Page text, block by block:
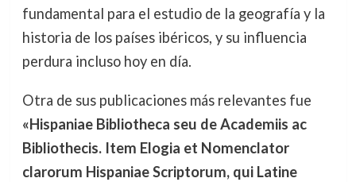
fundamental para el estudio de la geografía y la
historia de los países ibéricos, y su influencia
perdura incluso hoy en día.
Otra de sus publicaciones más relevantes fue
«Hispaniae Bibliotheca seu de Academiis ac
Bibliothecis. Item Elogia et Nomenclator
clarorum Hispaniae Scriptorum, qui Latine